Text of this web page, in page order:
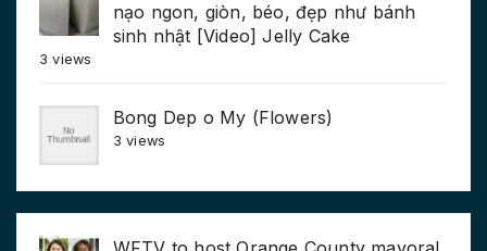
nạo ngon, giòn, béo, đẹp như bánh
sinh nhật [Video] Jelly Cake
3 views
Bong Dep o My (Flowers)
3 views